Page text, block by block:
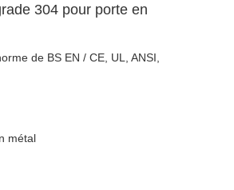
304 pour porte en
de BS EN / CE, UL, ANSI,
métal